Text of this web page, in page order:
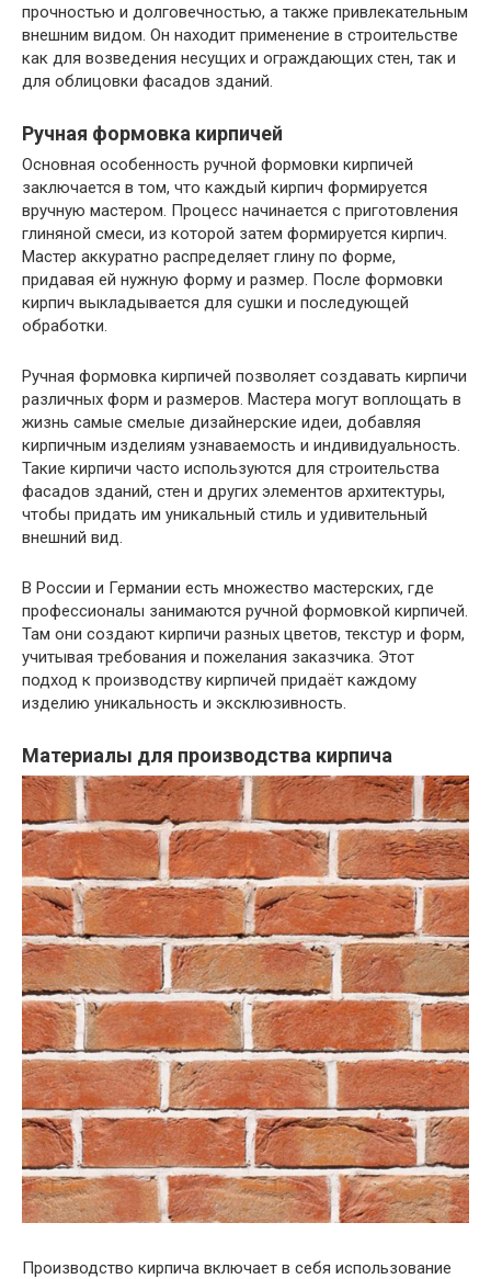
прочностью и долговечностью, а также привлекательным
внешним видом. Он находит применение в строительстве
как для возведения несущих и ограждающих стен, так и
для облицовки фасадов зданий.
Ручная формовка кирпичей
Основная особенность ручной формовки кирпичей
заключается в том, что каждый кирпич формируется
вручную мастером. Процесс начинается с приготовления
глиняной смеси, из которой затем формируется кирпич.
Мастер аккуратно распределяет глину по форме,
придавая ей нужную форму и размер. После формовки
кирпич выкладывается для сушки и последующей
обработки.
Ручная формовка кирпичей позволяет создавать кирпичи
различных форм и размеров. Мастера могут воплощать в
жизнь самые смелые дизайнерские идеи, добавляя
кирпичным изделиям узнаваемость и индивидуальность.
Такие кирпичи часто используются для строительства
фасадов зданий, стен и других элементов архитектуры,
чтобы придать им уникальный стиль и удивительный
внешний вид.
В России и Германии есть множество мастерских, где
профессионалы занимаются ручной формовкой кирпичей.
Там они создают кирпичи разных цветов, текстур и форм,
учитывая требования и пожелания заказчика. Этот
подход к производству кирпичей придаёт каждому
изделию уникальность и эксклюзивность.
Материалы для производства кирпича
Производство кирпича включает в себя использование